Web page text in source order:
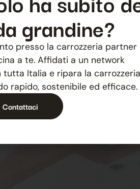
grandine?
presso la carrozzeria partner
a te. Affidati a un network
tutta Italia e ripara la carrozzeria
rapido, sostenibile ed efficace.
Contattaci